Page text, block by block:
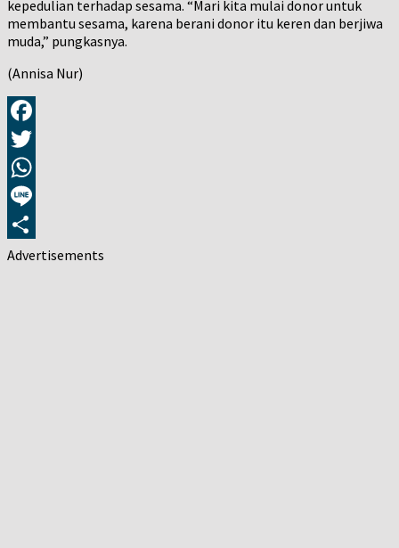
kepedulian terhadap sesama. “Mari kita mulai donor untuk
membantu sesama, karena berani donor itu keren dan berjiwa
muda,” pungkasnya.
(Annisa Nur)
Facebook
Twitter
WhatsApp
Line
Share
Advertisements